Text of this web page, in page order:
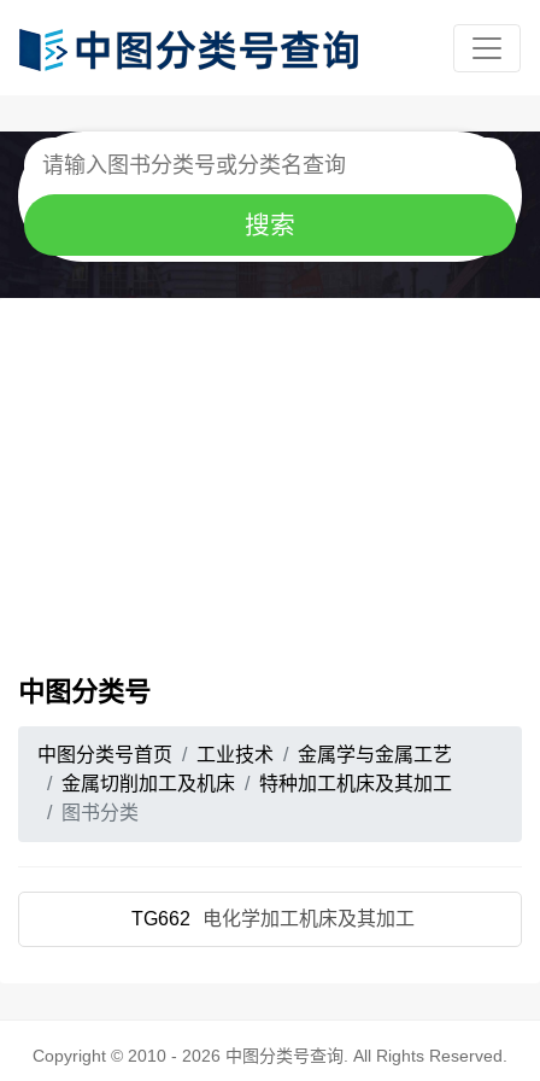
中图分类号
中图分类号首页 工业技术
金属学与金属工艺
金属切削加工及机床
特种加工机床及其加工
图书分类
TG662 电化学加工机床及其加工
Copyright © 2010 - 2026 中图分类号查询 . All Rights Reserved.